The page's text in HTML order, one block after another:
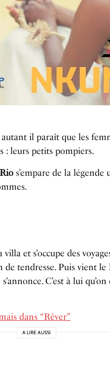
il paraît que les
: leurs petits pompiers.
s’empare de la légende
et s’occupe des
tendresse. Puis vient
C’est à lui
dans “Rêver”
A LIRE AUSSI